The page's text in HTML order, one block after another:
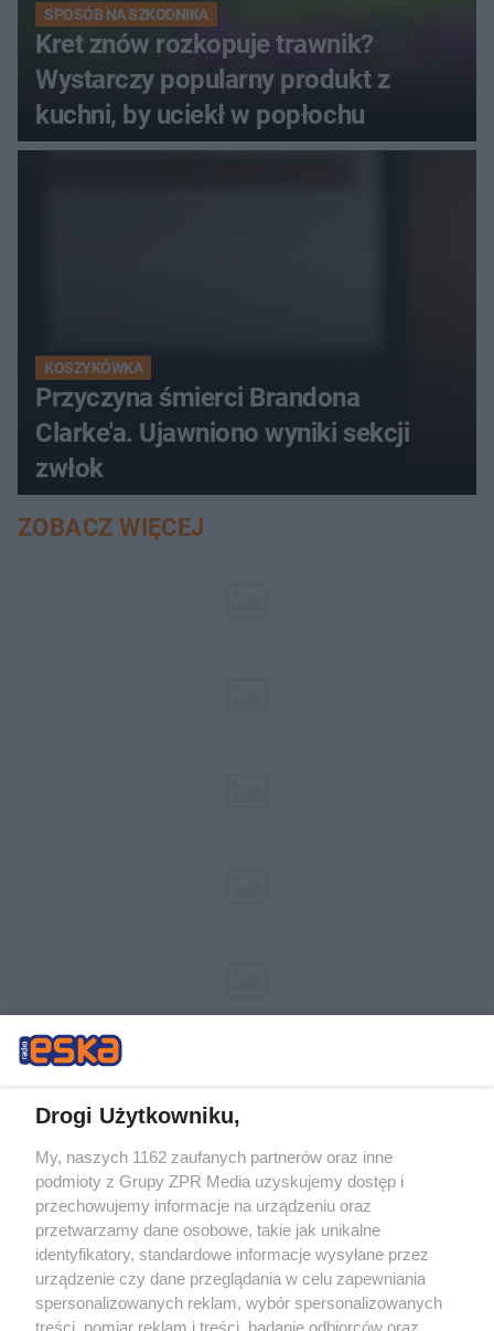
SPOSÓB NA SZKODNIKA
Kret znów rozkopuje trawnik?
Wystarczy popularny produkt z
kuchni, by uciekł w popłochu
KOSZYKÓWKA
Przyczyna śmierci Brandona
Clarke'a. Ujawniono wyniki sekcji
zwłok
ZOBACZ WIĘCEJ
Żaden utwór zamieszczony w serwisie nie może być powielany i
rozpowszechniany lub dalej rozpowszechniany w jakikolwiek sposób (w
tym także elektroniczny lub mechaniczny) na jakimkolwiek polu
eksploatacji w jakiejkolwiek formie, włącznie z umieszczaniem w
Internecie bez pisemnej zgody właściciela praw. Jakiekolwiek użycie lub
wykorzystanie utworów w całości lub w części z naruszeniem prawa,
tzn. bez właściwej zgody, jest zabronione pod groźbą kary i może być
ścigane prawnie.
Drogi Użytkowniku,
My, naszych 1162 zaufanych partnerów oraz inne
podmioty z Grupy ZPR Media uzyskujemy dostęp i
przechowujemy informacje na urządzeniu oraz
przetwarzamy dane osobowe, takie jak unikalne
identyfikatory, standardowe informacje wysyłane przez
urządzenie czy dane przeglądania w celu zapewniania
spersonalizowanych reklam, wybór spersonalizowanych
treści, pomiar reklam i treści, badanie odbiorców oraz